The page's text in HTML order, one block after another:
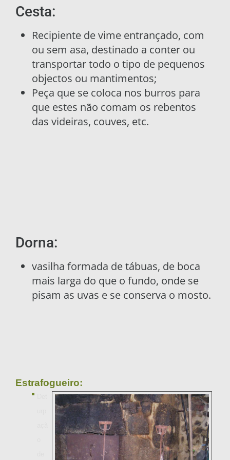
Cesta:
Recipiente de vime entrançado, com
ou sem asa, destinado a conter ou
transportar todo o tipo de pequenos
objectos ou mantimentos;
Peça que se coloca nos burros para
que estes não comam os rebentos
das videiras, couves, etc.
Dorna:
vasilha formada de tábuas, de boca
mais larga do que o fundo, onde se
pisam as uvas e se conserva o mosto.
Estrafogueiro: